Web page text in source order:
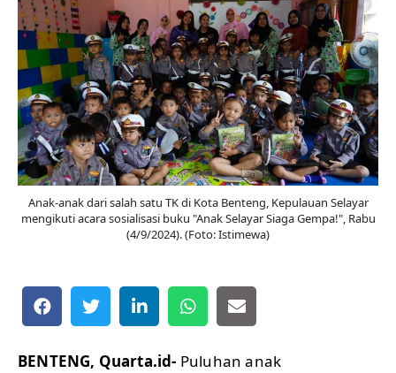
Anak-anak dari salah satu TK di Kota Benteng, Kepulauan Selayar
mengikuti acara sosialisasi buku "Anak Selayar Siaga Gempa!", Rabu
(4/9/2024). (Foto: Istimewa)
BENTENG, Quarta.id- Puluhan anak